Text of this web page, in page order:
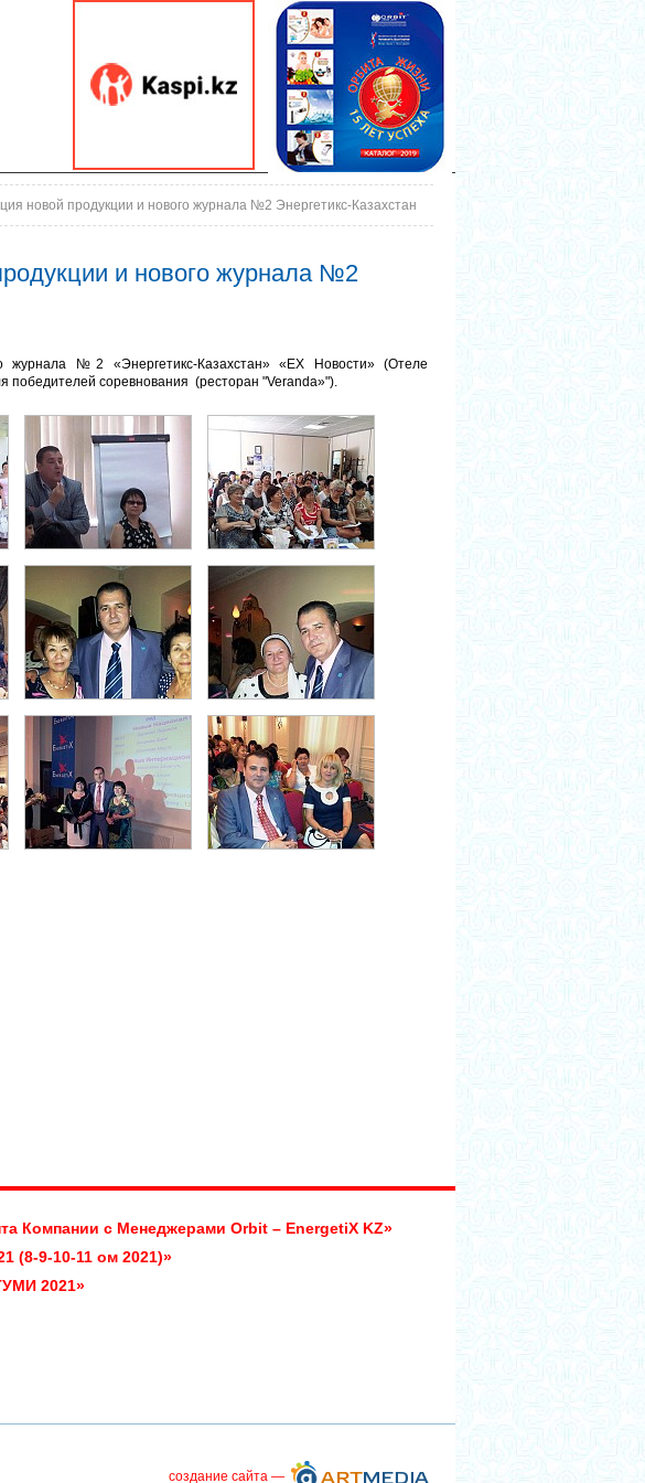
новой продукции и нового журнала №2 Энергетикс-Казахстан
и нового журнала №2
журнала №2 «Энергетикс-Казахстан» «EX Новости» (Отеле
соревнования (ресторан "Veranda»").
Компании с Менеджерами Orbit – EnergetiX KZ»
9-10-11 ом 2021)»
2021»
создание сайта —